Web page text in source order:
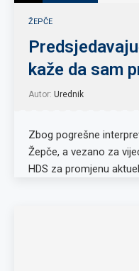
ŽEPČE
kaže da sam
Autor: Urednik
Zbog pogrešne
Žepče, a vezano za
HDS za promjenu